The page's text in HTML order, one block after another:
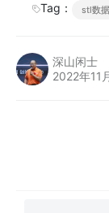
Tag： stl数
深山闲士
2022年11